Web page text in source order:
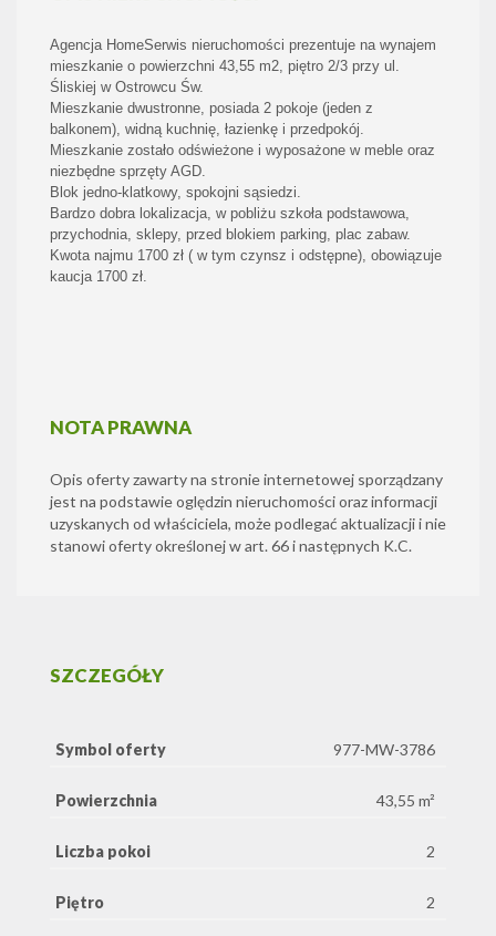
Agencja HomeSerwis nieruchomości prezentuje na wynajem
mieszkanie o powierzchni 43,55 m2, piętro 2/3 przy ul.
Śliskiej w Ostrowcu Św.
Mieszkanie dwustronne, posiada 2 pokoje (jeden z
balkonem), widną kuchnię, łazienkę i przedpokój.
Mieszkanie zostało odświeżone i wyposażone w meble oraz
niezbędne sprzęty AGD.
Blok jedno-klatkowy, spokojni sąsiedzi.
Bardzo dobra lokalizacja, w pobliżu szkoła podstawowa,
przychodnia, sklepy, przed blokiem parking, plac zabaw.
Kwota najmu 1700 zł ( w tym czynsz i odstępne), obowiązuje
kaucja 1700 zł.
NOTA PRAWNA
Opis oferty zawarty na stronie internetowej sporządzany
jest na podstawie oględzin nieruchomości oraz informacji
uzyskanych od właściciela, może podlegać aktualizacji i nie
stanowi oferty określonej w art. 66 i następnych K.C.
SZCZEGÓŁY
Symbol oferty 977-MW-3786
Powierzchnia 43,55 m²
Liczba pokoi 2
Piętro 2